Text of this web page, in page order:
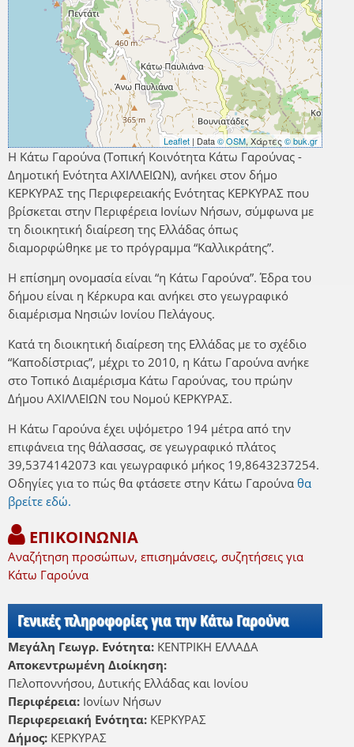
Leaflet | Data© OSM, Χάρτες© buk.gr
Η Κάτω Γαρούνα (Τοπική Κοινότητα Κάτω Γαρούνας -
Δημοτική Ενότητα ΑΧΙΛΛΕΙΩΝ), ανήκει στον δήμο
ΚΕΡΚΥΡΑΣ της Περιφερειακής Ενότητας ΚΕΡΚΥΡΑΣ που
βρίσκεται στην Περιφέρεια Ιονίων Νήσων, σύμφωνα με
τη διοικητική διαίρεση της Ελλάδας όπως
διαμορφώθηκε με το πρόγραμμα “Καλλικράτης”.
Η επίσημη ονομασία είναι “η Κάτω Γαρούνα”. Έδρα του
δήμου είναι η Κέρκυρα και ανήκει στο γεωγραφικό
διαμέρισμα Νησιών Ιονίου Πελάγους.
Κατά τη διοικητική διαίρεση της Ελλάδας με το σχέδιο
“Καποδίστριας”, μέχρι το 2010, η Κάτω Γαρούνα ανήκε
στο Τοπικό Διαμέρισμα Κάτω Γαρούνας, του πρώην
Δήμου ΑΧΙΛΛΕΙΩΝ του Νομού ΚΕΡΚΥΡΑΣ.
Η Κάτω Γαρούνα έχει υψόμετρο 194 μέτρα από την
επιφάνεια της θάλασσας, σε γεωγραφικό πλάτος
39,5374142073 και γεωγραφικό μήκος 19,8643237254.
Οδηγίες για το πώς θα φτάσετε στην Κάτω Γαρούνα θα
βρείτε εδώ.
ΕΠΙΚΟΙΝΩΝΙΑ
Αναζήτηση προσώπων, επισημάνσεις, συζητήσεις για
Κάτω Γαρούνα
Γενικές πληροφορίες για την Κάτω Γαρούνα
Μεγάλη Γεωγρ. Ενότητα: ΚΕΝΤΡΙΚΗ ΕΛΛΑΔΑ
Αποκεντρωμένη Διοίκηση:
Πελοποννήσου, Δυτικής Ελλάδας και Ιονίου
Περιφέρεια: Ιονίων Νήσων
Περιφερειακή Ενότητα: ΚΕΡΚΥΡΑΣ
Δήμος: ΚΕΡΚΥΡΑΣ